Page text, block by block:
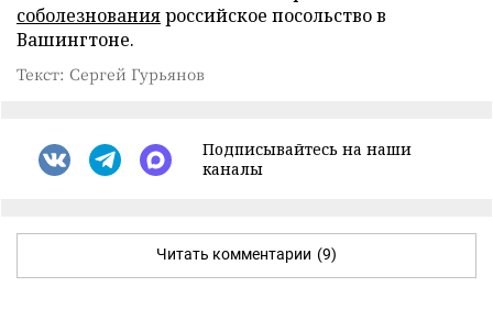
соболезнованияроссийское посольство в
Вашингтоне.
Текст: Сергей Гурьянов
Подписывайтесь на наши
каналы
Читать комментарии (9)